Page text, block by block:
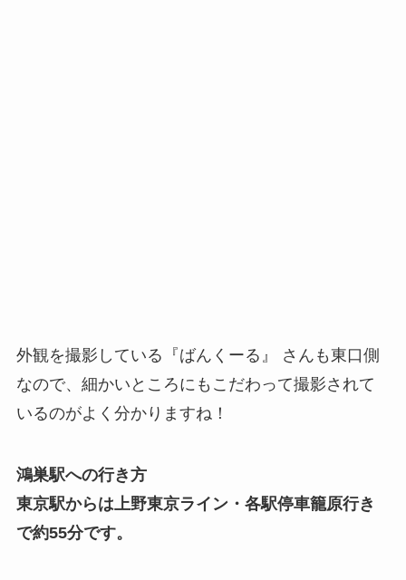
外観を撮影している『ばんくーる』 さんも東口側
なので、細かいところにもこだわって撮影されて
いるのがよく分かりますね！
鴻巣駅への行き方
東京駅からは上野東京ライン・各駅停車籠原行き
で約55分です。